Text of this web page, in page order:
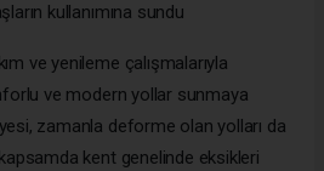
kullanımına sundu
ve yenileme çalışmalarıyla
ve modern yollar sunmaya
zamanla deforme olan yolları da
kent genelinde eksikleri